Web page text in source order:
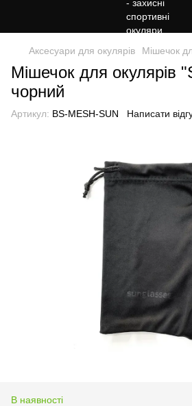
Аксесуари для окулярів Мішечок
Мішечок для окулярів
чорний
Артикул: BS-MESH-SUN Написати
В наявності